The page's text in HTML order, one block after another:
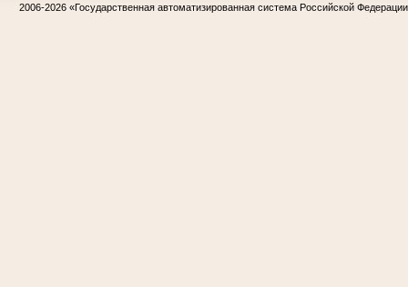
2006-2026 «Государственная автоматизированная система Российской